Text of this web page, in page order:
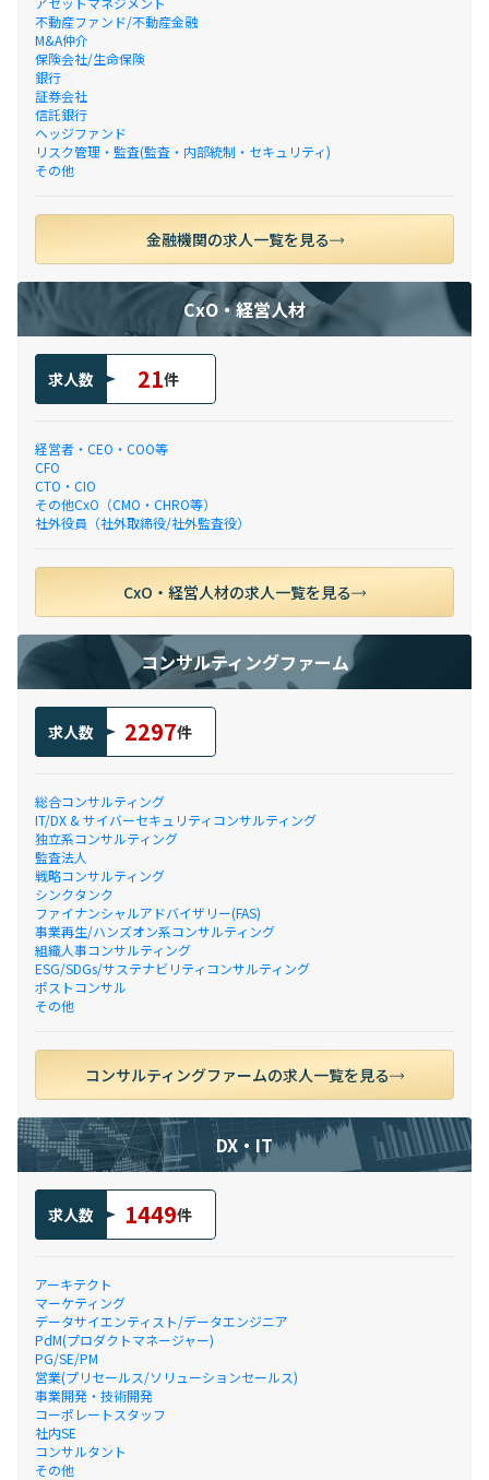
不動産ファンド/不動産金融
M&A仲介
保険会社/生命保険
銀行
証券会社
信託銀行
ヘッジファンド
リスク管理・監査(監査・内部統制・セキュリティ)
その他
金融機関の求人一覧を見る
CxO・経営人材
求人数 21件
経営者・CEO・COO等
CFO
CTO・CIO
その他CxO（CMO・CHRO等）
社外役員（社外取締役/社外監査役）
CxO・経営人材の求人一覧を見る
コンサルティングファーム
求人数 2297件
総合コンサルティング
IT/DX & サイバーセキュリティコンサルティング
独立系コンサルティング
監査法人
戦略コンサルティング
シンクタンク
ファイナンシャルアドバイザリー(FAS)
事業再生/ハンズオン系コンサルティング
組織人事コンサルティング
ESG/SDGs/サステナビリティコンサルティング
ポストコンサル
その他
コンサルティングファームの求人一覧を見る
DX・IT
求人数 1449件
アーキテクト
マーケティング
データサイエンティスト/データエンジニア
PdM(プロダクトマネージャー)
PG/SE/PM
営業(プリセールス/ソリューションセールス)
事業開発・技術開発
コーポレートスタッフ
社内SE
コンサルタント
その他